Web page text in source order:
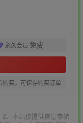
永久会员 免费
购买，可保存购买订单
2、本站仅提供信息存储